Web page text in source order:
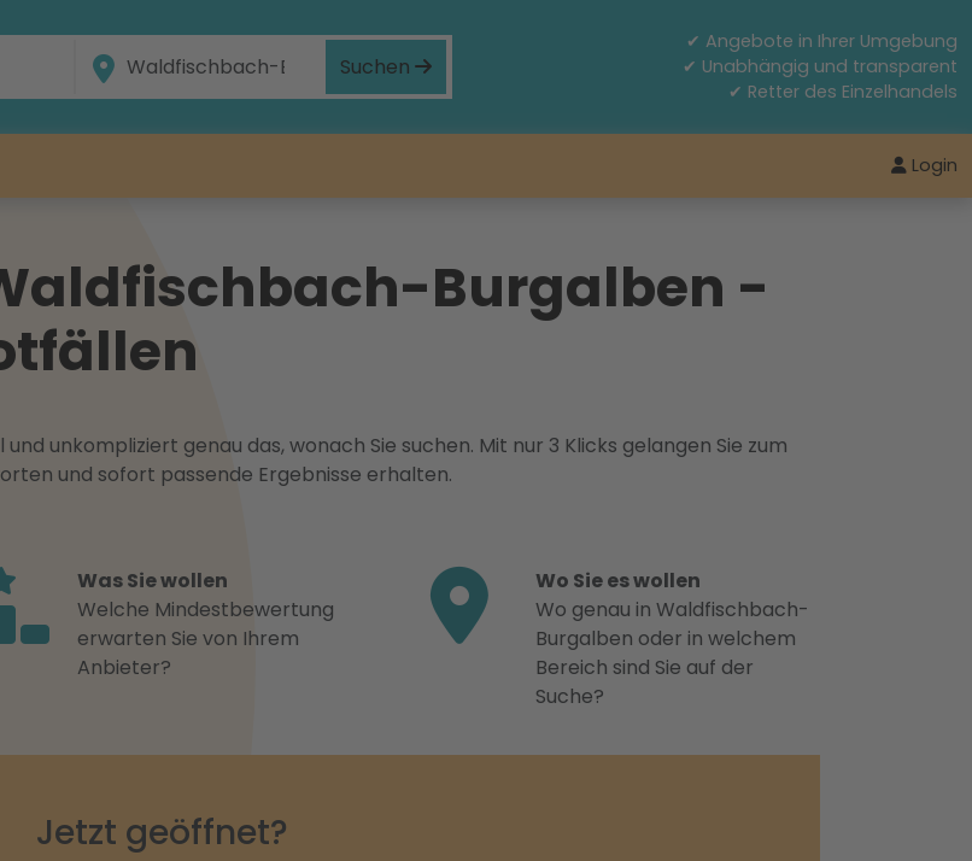
Suchen
✔ Angebote in Ihrer Umgebung
✔ Unabhängig und transparent
✔ Retter des Einzelhandels
Login
Burgalben -
und unkompliziert genau das, wonach Sie suchen. Mit nur 3 Klicks gelangen Sie zum
und sofort passende Ergebnisse erhalten.
Was Sie wollen
Welche Mindestbewertung
erwarten Sie von Ihrem
Anbieter?
Wo Sie es wollen
Wo genau in Waldfischbach-
Burgalben oder in welchem
Bereich sind Sie auf der
Suche?
Jetzt geöffnet?